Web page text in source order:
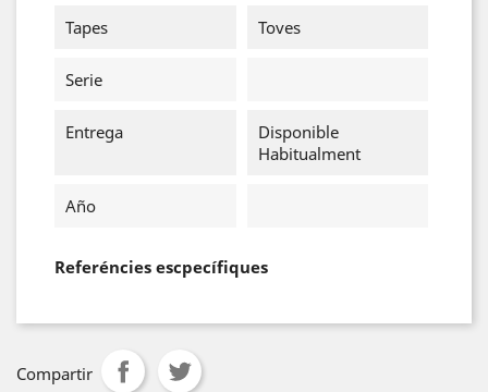
Tapes Toves
Serie
Entrega
Disponible
Habitualment
Año
Referéncies escpecífiques
Compartir